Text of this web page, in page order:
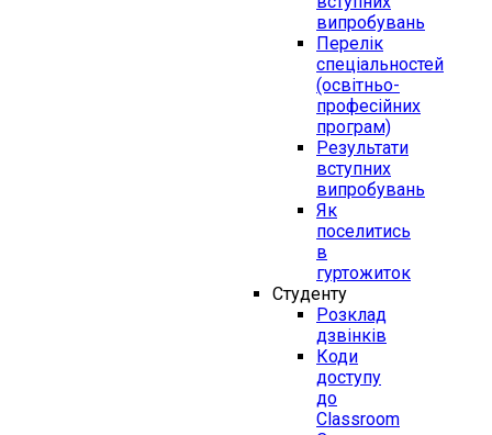
випробувань
Перелік
спеціальностей
(освітньо-
професійних
програм)
Результати
вступних
випробувань
Як
поселитись
в
гуртожиток
Студенту
Розклад
дзвінків
Коди
доступу
до
Classroom